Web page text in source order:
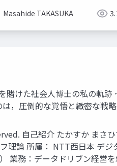
Masahide TAKASUKA
賭けた社会人博士の私の軌
，圧倒的な覚悟と緻密な戦略
自己紹介 たかすか まさ
理論 所属： NTT西日本 デ
業務：データドリブン経営